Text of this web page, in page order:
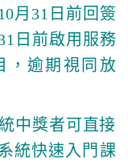
月31日前回簽
日前啟用服務
，逾期視同放
中獎者可直接
統快速入門課